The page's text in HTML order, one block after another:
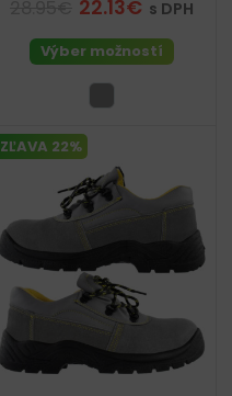
22.13€ s DPH
Výber možností
ZĽAVA 22%